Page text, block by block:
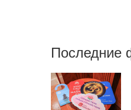
Последние